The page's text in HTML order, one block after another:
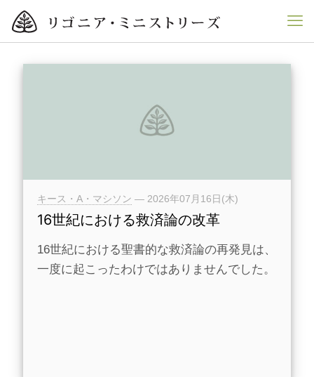
キース・A・マシソン — 2026年07月16日(木)
16世紀における救済論の改革
16世紀における聖書的な救済論の再発見は、
一度に起こったわけではありませんでした。